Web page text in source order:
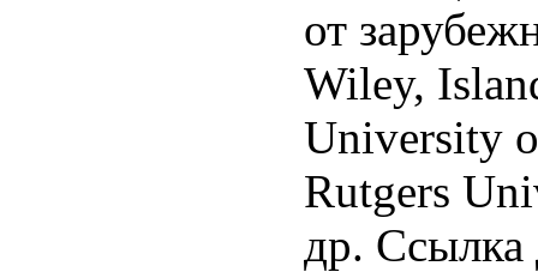
от
Wiley,
University
Rutgers
др. Ссылка